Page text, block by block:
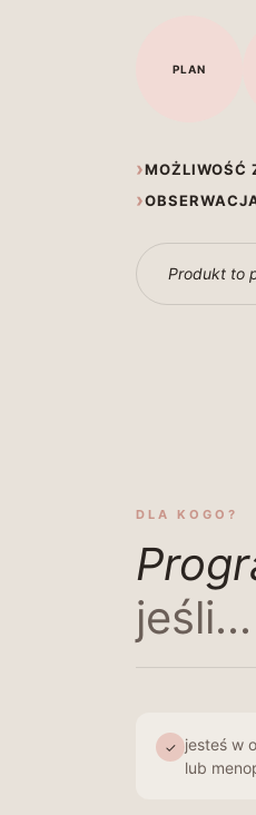
PLAN
›MOŻLIWOŚĆ
›
Produkt to
DLA KOGO?
jeśli...
✓ jesteś w
lub